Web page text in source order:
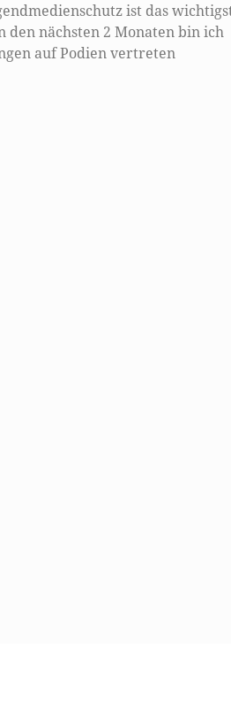
ist das
den nächsten 2 Monaten bin ich
auf Podien vertreten